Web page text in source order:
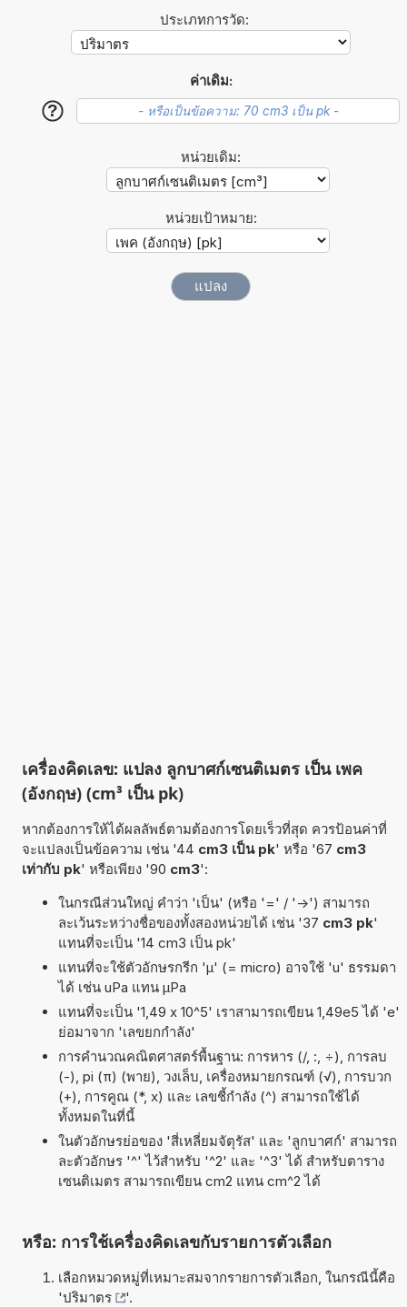
ประเภทการวัด:
ค่าเดิม:
?
หน่วยเดิม:
หน่วยเป้าหมาย:
เครื่องคิดเลข: แปลง ลูกบาศก์เซนติเมตร เป็น เพค
(อังกฤษ) (cm³ เป็น pk)
หากต้องการให้ได้ผลลัพธ์ตามต้องการโดยเร็วที่สุด ควรป้อนค่าที่
จะแปลงเป็นข้อความ เช่น '44 cm3 เป็น pk' หรือ '67 cm3
เท่ากับ pk' หรือเพียง '90 cm3':
ในกรณีส่วนใหญ่ คำว่า 'เป็น' (หรือ '=' / '->') สามารถ
ละเว้นระหว่างชื่อของทั้งสองหน่วยได้ เช่น '37 cm3 pk'
แทนที่จะเป็น '14 cm3 เป็น pk'
แทนที่จะใช้ตัวอักษรกรีก 'µ' (= micro) อาจใช้ 'u' ธรรมดา
ได้ เช่น uPa แทน µPa
แทนที่จะเป็น '1,49 x 10^5' เราสามารถเขียน 1,49e5 ได้ 'e'
ย่อมาจาก 'เลขยกกำลัง'
การคำนวณคณิตศาสตร์พื้นฐาน: การหาร (/, :, ÷), การลบ
(-), pi (π) (พาย), วงเล็บ, เครื่องหมายกรณฑ์ (√), การบวก
(+), การคูณ (*, x) และ เลขชี้กำลัง (^) สามารถใช้ได้
ทั้งหมดในที่นี้
ในตัวอักษรย่อของ 'สี่เหลี่ยมจัตุรัส' และ 'ลูกบาศก์' สามารถ
ละตัวอักษร '^' ไว้สำหรับ '^2' และ '^3' ได้ สำหรับตาราง
เซนติเมตร สามารถเขียน cm2 แทน cm^2 ได้
หรือ: การใช้เครื่องคิดเลขกับรายการตัวเลือก
เลือกหมวดหมู่ที่เหมาะสมจากรายการตัวเลือก, ในกรณีนี้คือ
'ปริมาตร
'.